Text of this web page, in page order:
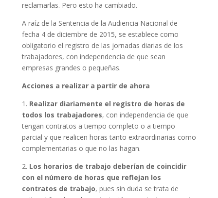
reclamarlas. Pero esto ha cambiado.
A raíz de la Sentencia de la Audiencia Nacional de
fecha 4 de diciembre de 2015, se establece como
obligatorio el registro de las jornadas diarias de los
trabajadores, con independencia de que sean
empresas grandes o pequeñas.
Acciones a realizar a partir de ahora
1. Realizar diariamente el registro de horas de
todos los trabajadores, con independencia de que
tengan contratos a tiempo completo o a tiempo
parcial y que realicen horas tanto extraordinarias como
complementarias o que no las hagan.
2. Los horarios de trabajo deberían de coincidir
con el número de horas que reflejan los
contratos de trabajo, pues sin duda se trata de